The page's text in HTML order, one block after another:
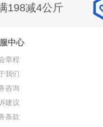
198减4公斤
中心
章程
我们
咨询
建议
条款